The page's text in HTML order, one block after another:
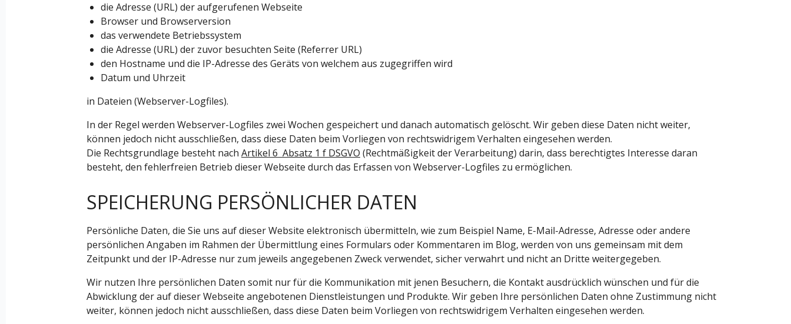
die Adresse (URL) der aufgerufenen Webseite
Browser und Browserversion
das verwendete Betriebssystem
die Adresse (URL) der zuvor besuchten Seite (Referrer URL)
den Hostname und die IP-Adresse des Geräts von welchem aus zugegriffen wird
Datum und Uhrzeit
in Dateien (Webserver-Logfiles).
In der Regel werden Webserver-Logfiles zwei Wochen gespeichert und danach automatisch gelöscht. Wir geben diese Daten nicht weiter,
können jedoch nicht ausschließen, dass diese Daten beim Vorliegen von rechtswidrigem Verhalten eingesehen werden.
Die Rechtsgrundlage besteht nach Artikel 6 Absatz 1 f DSGVO (Rechtmäßigkeit der Verarbeitung) darin, dass berechtigtes Interesse daran
besteht, den fehlerfreien Betrieb dieser Webseite durch das Erfassen von Webserver-Logfiles zu ermöglichen.
SPEICHERUNG PERSÖNLICHER DATEN
Persönliche Daten, die Sie uns auf dieser Website elektronisch übermitteln, wie zum Beispiel Name, E-Mail-Adresse, Adresse oder andere
persönlichen Angaben im Rahmen der Übermittlung eines Formulars oder Kommentaren im Blog, werden von uns gemeinsam mit dem
Zeitpunkt und der IP-Adresse nur zum jeweils angegebenen Zweck verwendet, sicher verwahrt und nicht an Dritte weitergegeben.
Wir nutzen Ihre persönlichen Daten somit nur für die Kommunikation mit jenen Besuchern, die Kontakt ausdrücklich wünschen und für die
Abwicklung der auf dieser Webseite angebotenen Dienstleistungen und Produkte. Wir geben Ihre persönlichen Daten ohne Zustimmung nicht
weiter, können jedoch nicht ausschließen, dass diese Daten beim Vorliegen von rechtswidrigem Verhalten eingesehen werden.